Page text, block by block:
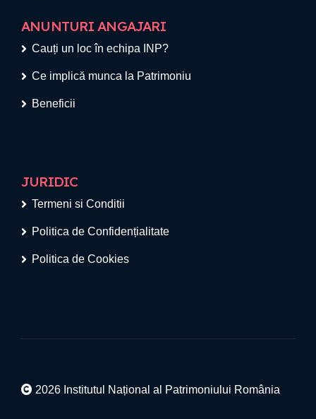
ANUNTURI ANGAJARI
Cauți un loc în echipa INP?
Ce implică munca la Patrimoniu
Beneficii
JURIDIC
Termeni si Conditii
Politica de Confidențialitate
Politica de Cookies
2026 Institutul Național al Patrimoniului România